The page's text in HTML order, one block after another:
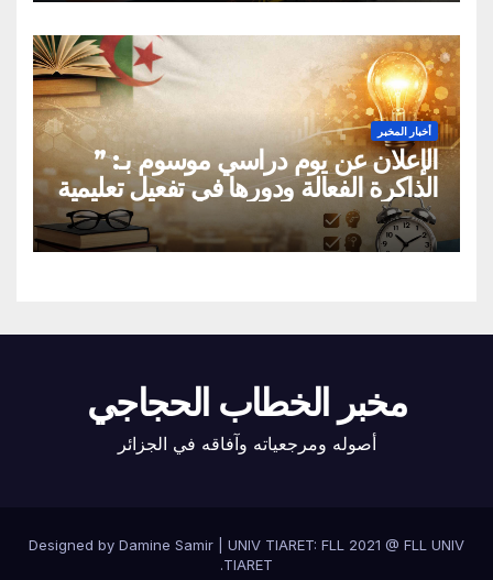
أخبار المخبر
الإعلان عن يوم دراسي موسوم بـ: ”
الذاكرة الفعالة ودورها في تفعيل تعليمية
القراءة السريعة والقراءة التصويرية”
مخبر الخطاب الحجاجي
أصوله ومرجعياته وآفاقه في الجزائر
Designed by Damine Samir UNIV TIARET: FLL 2021 @ FLL UNIV
TIARET
.